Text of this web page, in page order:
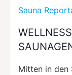
Sauna
Mitten in den